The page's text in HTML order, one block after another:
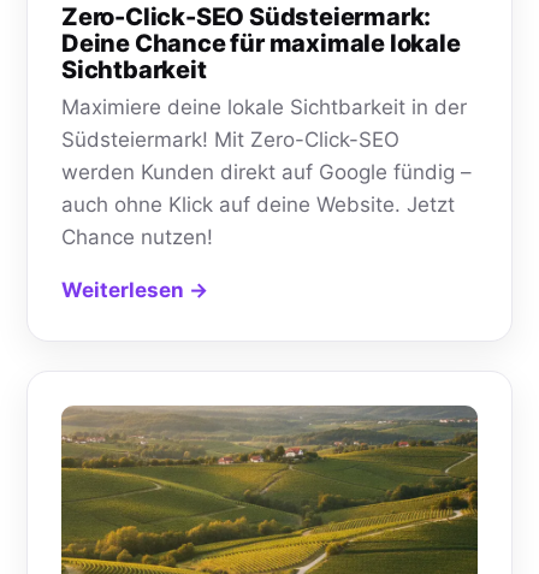
Zero-Click-SEO Südsteiermark:
Deine Chance für maximale lokale
Sichtbarkeit
Maximiere deine lokale Sichtbarkeit in der
Südsteiermark! Mit Zero-Click-SEO
werden Kunden direkt auf Google fündig –
auch ohne Klick auf deine Website. Jetzt
Chance nutzen!
Weiterlesen →